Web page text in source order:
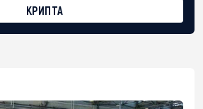
КРИПТА